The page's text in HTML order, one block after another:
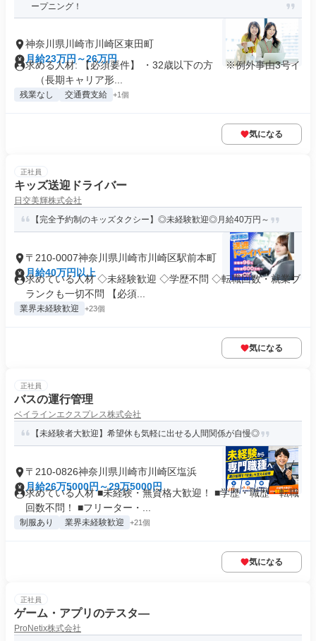
ープニング！
神奈川県川崎市川崎区東田町
月給23万円～26万円
求める人材: 【必須要件】 ・32歳以下の方 ※例外事由3号イ
（長期キャリア形...
残業なし 交通費支給 +1個
気になる
正社員
キッズ送迎ドライバー
日交美輝株式会社
【完全予約制のキッズタクシー】◎未経験歓迎◎月給40万円～
〒210-0007神奈川県川崎市川崎区駅前本町
月給40万円以上
求めている人材 ◇未経験歓迎 ◇学歴不問 ◇転職回数・就業ブ
ランクも一切不問 【必須...
業界未経験歓迎 +23個
気になる
正社員
バスの運行管理
ベイラインエクスプレス株式会社
【未経験者大歓迎】希望休も気軽に出せる人間関係が自慢◎
〒210-0826神奈川県川崎市川崎区塩浜
月給26万5000円～29万5000円
求めている人材 ■未経験・無資格大歓迎！ ■学歴・職歴・転職
回数不問！ ■フリーター・...
制服あり 業界未経験歓迎 +21個
気になる
正社員
ゲーム・アプリのテスタ―
ProNetix株式会社